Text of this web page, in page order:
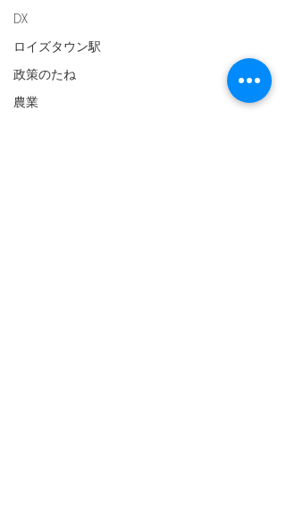
DX
ロイズタウン駅
政策のたね
農業